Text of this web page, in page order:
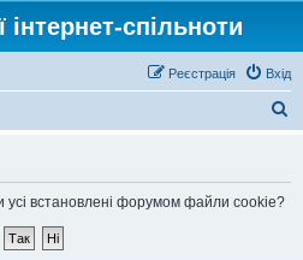
спільноти
Вхід
Реєстрація
усі встановлені форумом файли cookie?